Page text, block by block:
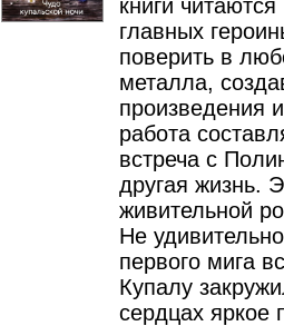
книги
главных
поверить в
металла,
произведения
работа
встреча с
другая жизнь.
живительной
Не
первого мига
Купалу
сердцах яркое